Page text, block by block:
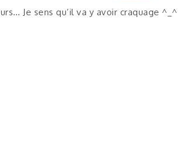
Je sens qu’il va y avoir craquage ^_^